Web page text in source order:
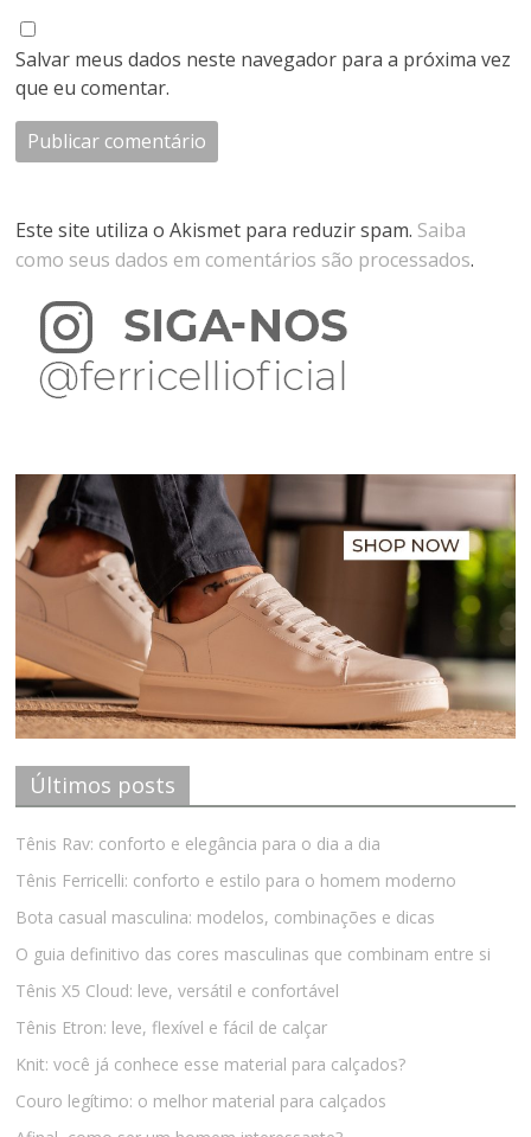
Salvar meus dados neste navegador para a próxima vez
que eu comentar.
Este site utiliza o Akismet para reduzir spam. Saiba
como seus dados em comentários são processados.
Últimos posts
Tênis Rav: conforto e elegância para o dia a dia
Tênis Ferricelli: conforto e estilo para o homem moderno
Bota casual masculina: modelos, combinações e dicas
O guia definitivo das cores masculinas que combinam entre si
Tênis X5 Cloud: leve, versátil e confortável
Tênis Etron: leve, flexível e fácil de calçar
Knit: você já conhece esse material para calçados?
Couro legítimo: o melhor material para calçados